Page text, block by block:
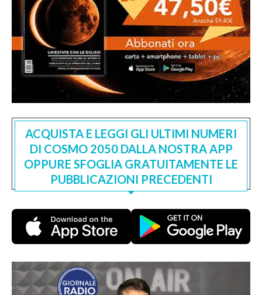
ACQUISTA E LEGGI GLI ULTIMI NUMERI
DI COSMO 2050 DALLA NOSTRA APP
OPPURE SFOGLIA GRATUITAMENTE LE
PUBBLICAZIONI PRECEDENTI